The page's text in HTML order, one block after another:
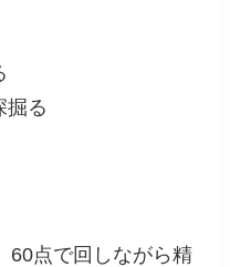
掘る
60点で回しながら精